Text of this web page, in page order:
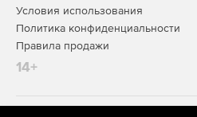
Защита страниц с данными
Условия использования
Политика конфиденциальности
Правила продажи
14+